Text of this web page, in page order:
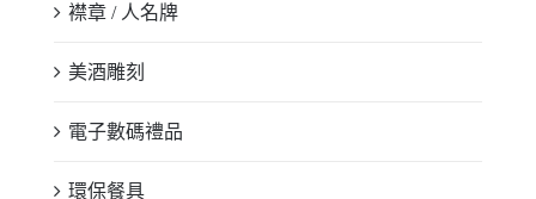
襟章 / 人名牌
美酒雕刻
電子數碼禮品
環保餐具